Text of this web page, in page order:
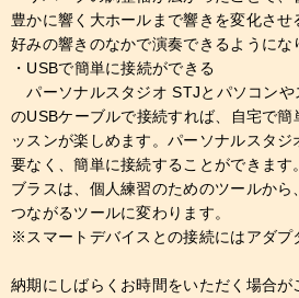
豊かに響く大ホールまで響きを変化さ
好みの響きのなかで演奏できるようにな
・USBで簡単に接続ができる
パーソナルスタジオ STJとパソコンや
のUSBケーブルで接続すれば、自宅で
ッスンが楽しめます。パーソナルスタ
要なく、簡単に接続することができます
ブラスは、個人練習のためのツールから
つながるツールに変わります。
※スマートデバイスとの接続にはアダプ
納期にしばらくお時間をいただく場合が